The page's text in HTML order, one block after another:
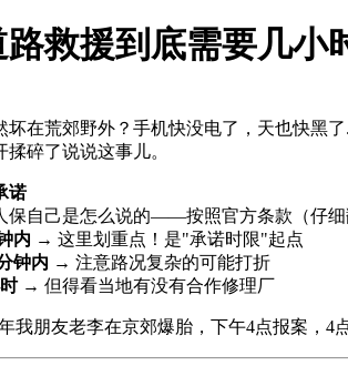
路救援到底需要几
坏在荒郊野外？手机快没电了，天也快黑
碎了说说这事儿。
诺
保自己是怎么说的——按照官方条款（仔
内 → 这里划重点！是"承诺时限"起点
钟内 → 注意路况复杂的可能打折
→ 但得看当地有没有合作修理厂
我朋友老李在京郊爆胎，下午4点报案，